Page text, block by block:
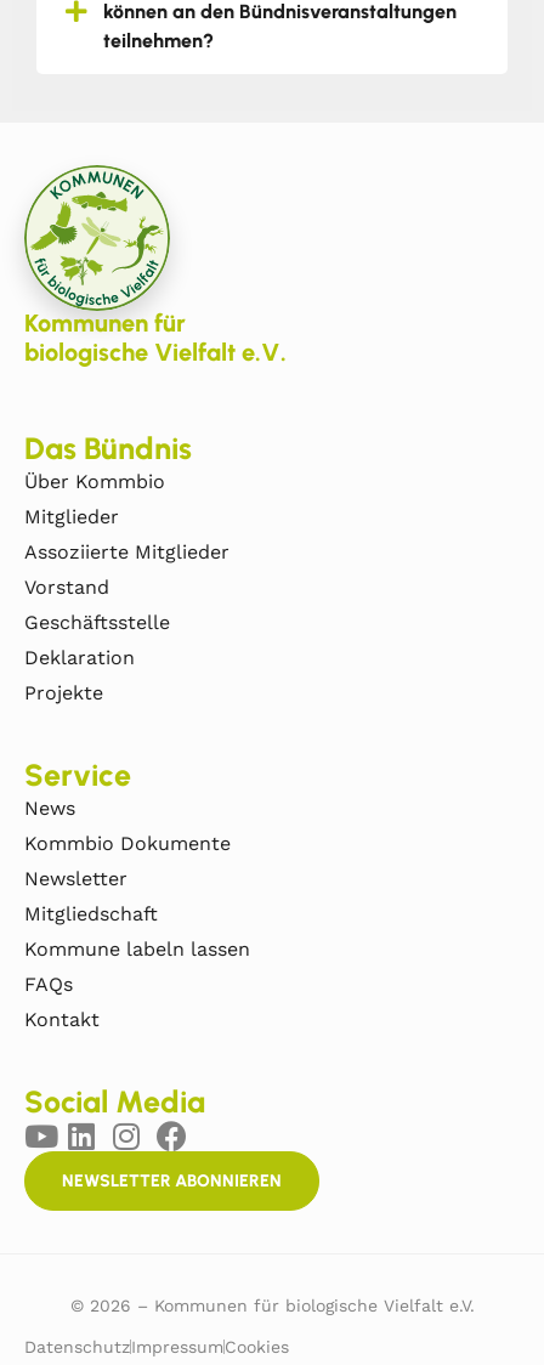
können an den Bündnisveranstaltungen
teilnehmen?
Kommunen für
biologische Vielfalt e.V.
Das Bündnis
Über Kommbio
Mitglieder
Assoziierte Mitglieder
Vorstand
Geschäftsstelle
Deklaration
Projekte
Service
News
Kommbio Dokumente
Newsletter
Mitgliedschaft
Kommune labeln lassen
FAQs
Kontakt
Social Media
NEWSLETTER ABONNIEREN
© 2026 – Kommunen für biologische Vielfalt e.V.
DatenschutzImpressumCookies